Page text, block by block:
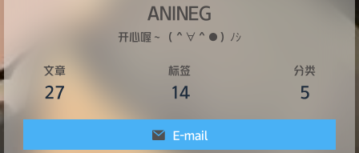
ANINEG
开心喔～（＾∀＾●）ﾉｼ
文章
27
标签
14
分类
5
E-mail